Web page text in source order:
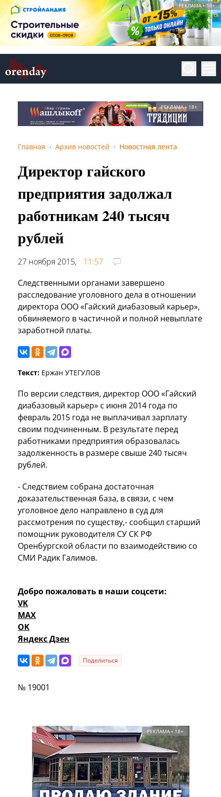
РЕКЛАМА • 18+
РЕКЛАМА • 18+
Главная Архив новостей Новостная лента
Директор гайского
предприятия задолжал
работникам 240 тысяч
рублей
27 ноября 2015,
11:57
Следственными органами завершено
расследование уголовного дела в отношении
директора ООО «Гайский диабазовый карьер»,
обвиняемого в частичной и полной невыплате
заработной платы.
Текст: Ержан УТЕГУЛОВ
По версии следствия, директор ООО «Гайский
диабазовый карьер» с июня 2014 года по
февраль 2015 года не выплачивал зарплату
своим подчиненным. В результате перед
работниками предприятия образовалась
задолженность в размере свыше 240 тысяч
рублей.
- Следствием собрана достаточная
доказательственная база, в связи, с чем
уголовное дело направлено в суд для
рассмотрения по существу,- сообщил старший
помощник руководителя СУ СК РФ
Оренбургской области по взаимодействию со
СМИ Радик Галимов.
Добро пожаловать в наши соцсети:
VK
MAX
OK
Яндекс Дзен
Поделиться
№ 19001
РЕКЛАМА • 18+